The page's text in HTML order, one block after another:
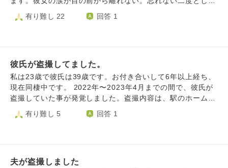
い。と思わない日はないです。
ず、疑われるようなことはしない 写真を撮る時友達ならい
は終わりました 家に帰ってきて今の悩みはやっていないの
に疑ったこと、やっていないのに相手に暴力を働いたこと
謝罪を、した方がいいが蹴りを僕も受けた方がいいか 皆さ
んの意見を聞かせてください 本気で悩んでます 補足 俺が彼
いは絶対。ほかにもあるのにわからない。
有り難し 22 回答 1
彼氏が盗撮してました。
私は23歳で彼氏は39歳です。お付き合いして6年以上経ち、
現在同棲中です。 2022年〜2023年4月までの間で、彼氏が
盗撮していた事が発覚しました。盗撮内容は、駅のホームや
電車内で制服を着た女子高生を動画や写真に撮っていまし
た。女の子の顔は映っています。パンツなどを撮っていた訳
サイトからダウンロードしたであろう女の子の裸の動画など
有り難し 5 回答 1
夫が盗撮しました